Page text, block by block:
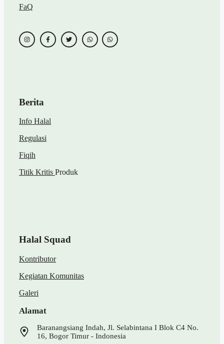
FaQ
Berita
Info Halal
Regulasi
Fiqih
Titik Kritis Produk
Halal Squad
Kontributor
Kegiatan Komunitas
Galeri
Alamat
Baranangsiang Indah, Jl. Selabintana I Blok C4 No.
16, Bogor Timur - Indonesia